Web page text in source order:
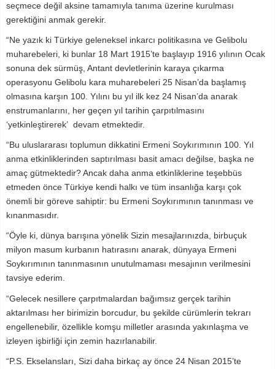
seçmece değil aksine tamamıyla tanıma üzerine kurulması
gerektiğini anmak gerekir.
“Ne yazık ki Türkiye geleneksel inkarcı politikasına ve Gelibolu
muharebeleri, ki bunlar 18 Mart 1915’te başlayıp 1916 yılının Ocak
sonuna dek sürmüş, Antant devletlerinin karaya çıkarma
operasyonu Gelibolu kara muharebeleri 25 Nisan’da başlamış
olmasına karşın 100. Yılını bu yıl ilk kez 24 Nisan’da anarak
enstrumanlarını, her geçen yıl tarihin çarpıtılmasını
‘yetkinleştirerek’ devam etmektedir.
“Bu uluslararası toplumun dikkatini Ermeni Soykırımının 100. Yıl
anma etkinliklerinden saptırılması basit amacı değilse, başka ne
amaç gütmektedir? Ancak daha anma etkinliklerine teşebbüs
etmeden önce Türkiye kendi halkı ve tüm insanlığa karşı çok
önemli bir göreve sahiptir: bu Ermeni Soykırımının tanınması ve
kınanmasıdır.
“Öyle ki, dünya barışına yönelik Sizin mesajlarınızda, birbuçuk
milyon masum kurbanın hatırasını anarak, dünyaya Ermeni
Soykırımının tanınmasının unutulmaması mesajının verilmesini
tavsiye ederim.
“Gelecek nesillere çarpıtmalardan bağımsız gerçek tarihin
aktarılması her birimizin borcudur, bu şekilde cürümlerin tekrarı
engellenebilir, özellikle komşu milletler arasında yakınlaşma ve
izleyen işbirliği için zemin hazırlanabilir.
“P.S. Ekselansları, Sizi daha birkaç ay önce 24 Nisan 2015’te